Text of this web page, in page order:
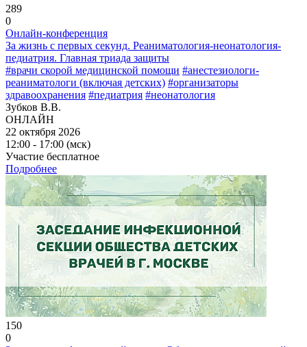
289
0
Онлайн-конференция
За жизнь с первых секунд. Реаниматология-неонатология-
педиатрия. Главная триада защиты
#врачи скорой медицинской помощи #анестезиологи-
реаниматологи (включая детских) #организаторы
здравоохранения #педиатрия #неонатология
Зубков В.В.
ОНЛАЙН
22 октября 2026
12:00 - 17:00 (мск)
Участие бесплатное
Подробнее
150
0